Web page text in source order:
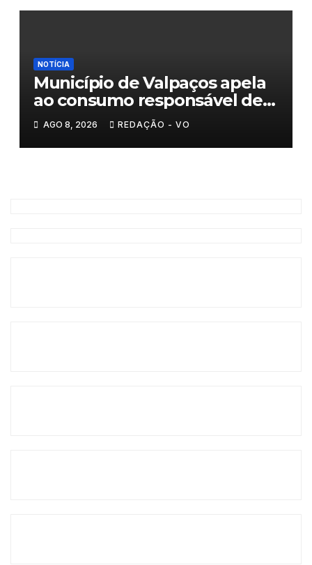
NOTÍCIA
Município de Valpaços apela
ao consumo responsável de
água
AGO 8, 2026 REDAÇÃO - VO